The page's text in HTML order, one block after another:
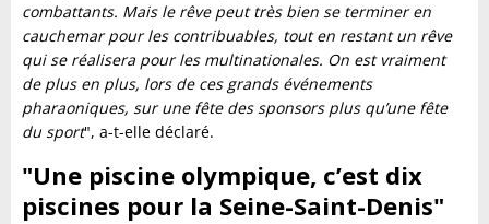
combattants. Mais le rêve peut très bien se terminer en
cauchemar pour les contribuables, tout en restant un rêve
qui se réalisera pour les multinationales. On est vraiment
de plus en plus, lors de ces grands événements
pharaoniques, sur une fête des sponsors plus qu’une fête
du sport", a-t-elle déclaré.
"Une piscine olympique, c’est dix
piscines pour la Seine-Saint-Denis"